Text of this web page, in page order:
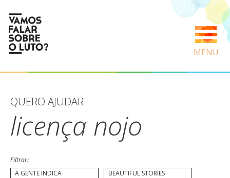
MENU
QUERO AJUDAR
licença nojo
Filtrar:
A GENTE INDICA
BEAUTIFUL STORIES